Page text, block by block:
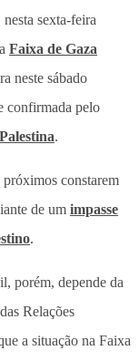
sexta-feira
Faixa de Gaza
neste sábado
confirmada pelo
Palestina.
constarem
de um impasse
.
porém, depende da
Relações
a situação na Faixa